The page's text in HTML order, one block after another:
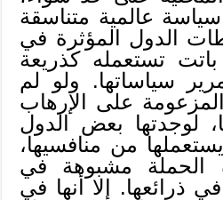
عالمية متناسقة
الدول المؤثرة في
باتت تستعمله كذريعة
سياساتها. ولو لم
على الإرهاب
لوجدتها بعض الدول
من منافسيها،
الحملة مشبوهة في
ذرائعها. إلا أنها في